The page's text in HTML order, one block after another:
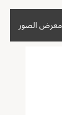
معرض الصور